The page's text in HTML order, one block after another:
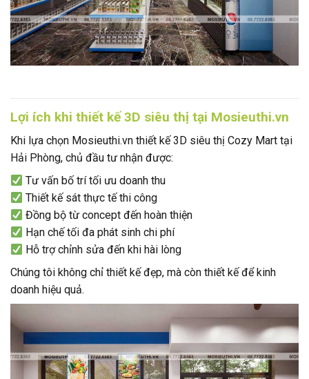
Lợi ích khi thiết kế 3D siêu thị tại Mosieuthi.vn
Khi lựa chọn Mosieuthi.vn thiết kế 3D siêu thị Cozy Mart tại
Hải Phòng, chủ đầu tư nhận được:
Tư vấn bố trí tối ưu doanh thu
Thiết kế sát thực tế thi công
Đồng bộ từ concept đến hoàn thiện
Hạn chế tối đa phát sinh chi phí
Hỗ trợ chỉnh sửa đến khi hài lòng
Chúng tôi không chỉ thiết kế đẹp, mà còn thiết kế để kinh
doanh hiệu quả.